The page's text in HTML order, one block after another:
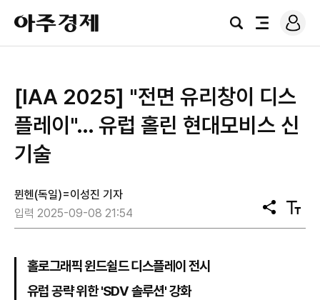
아
주
경
검
전
로
그
[IAA 2025] "전면 유리창이 디스
플레이"… 유럽 홀린 현대모비스 신
기술
뮌헨(독일)=이성진 기자
입력 2025-09-08 21:54
공
유
텍
스
홀로그래픽 윈드쉴드 디스플레이 전시
유럽 공략 위한 'SDV 솔루션' 강화